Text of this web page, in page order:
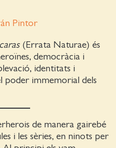
Pintor
(Errata Naturae) és
democràcia i
identitats i
poder immemorial dels
de manera gairebé
i les sèries, en ninots per